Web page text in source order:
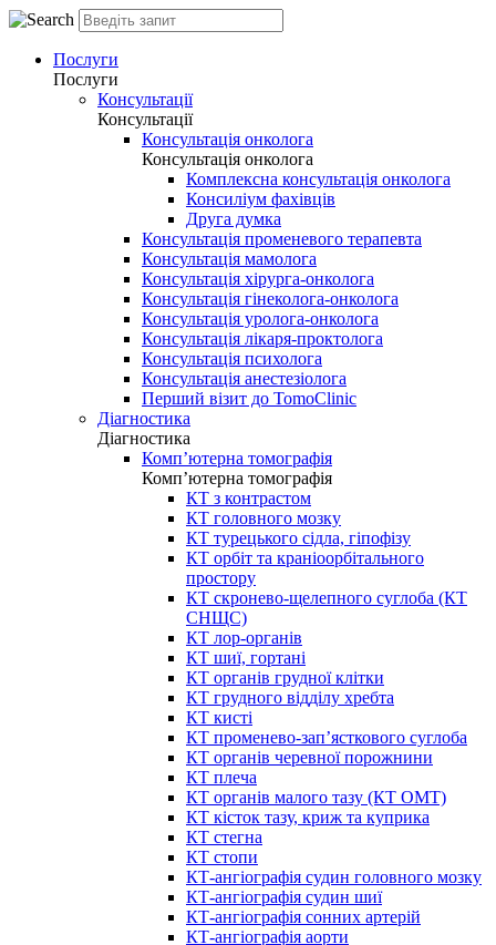
Послуги
Послуги
Консультації
Консультації
Консультація онколога
Консультація онколога
Комплексна консультація онколога
Консиліум фахівців
Друга думка
Консультація променевого терапевта
Консультація мамолога
Консультація хірурга-онколога
Консультація гінеколога-онколога
Консультація уролога-онколога
Консультація лікаря-проктолога
Консультація психолога
Консультація анестезіолога
Перший візит до TomoClinic
Діагностика
Діагностика
Комп’ютерна томографія
Комп’ютерна томографія
КТ з контрастом
КТ головного мозку
КТ турецького сідла, гіпофізу
КТ орбіт та краніоорбітального
простору
КТ скронево-щелепного суглоба (КТ
СНЩС)
КТ лор-органів
КТ шиї, гортані
КТ органів грудної клітки
КТ грудного відділу хребта
КТ кисті
КТ променево-зап’ясткового суглоба
КТ органів черевної порожнини
КТ плеча
КТ органів малого тазу (КТ ОМТ)
КТ кісток тазу, криж та куприка
КТ стегна
КТ стопи
КТ-ангіографія судин головного мозку
КТ-ангіографія судин шиї
КТ-ангіографія сонних артерій
КТ-ангіографія аорти